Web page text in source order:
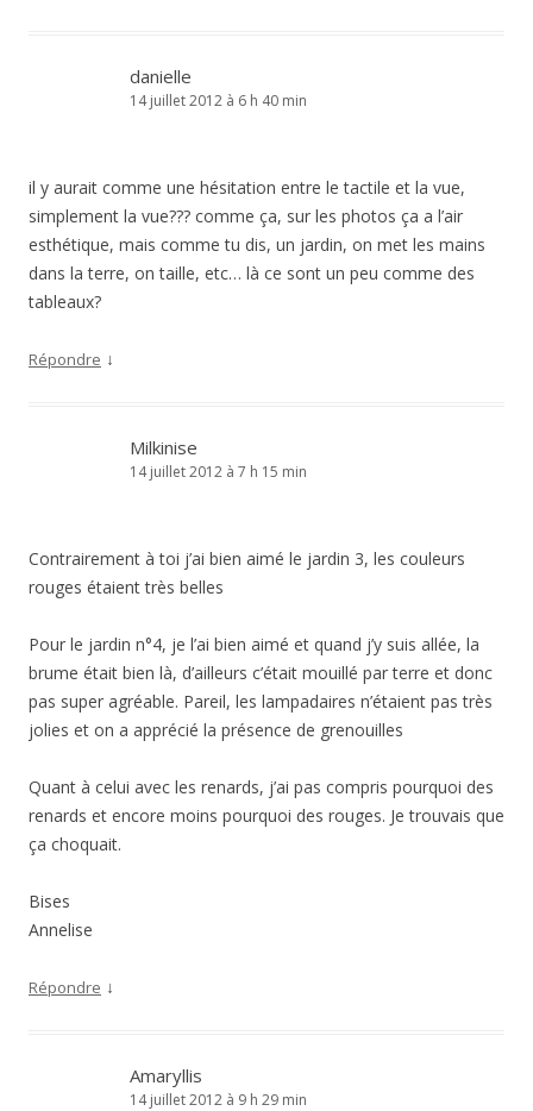
danielle
14 juillet 2012 à 6 h 40 min
il y aurait comme une hésitation entre le tactile et la vue,
simplement la vue??? comme ça, sur les photos ça a l’air
esthétique, mais comme tu dis, un jardin, on met les mains
dans la terre, on taille, etc… là ce sont un peu comme des
tableaux?
Répondre ↓
Milkinise
14 juillet 2012 à 7 h 15 min
Contrairement à toi j’ai bien aimé le jardin 3, les couleurs
rouges étaient très belles
Pour le jardin n°4, je l’ai bien aimé et quand j’y suis allée, la
brume était bien là, d’ailleurs c’était mouillé par terre et donc
pas super agréable. Pareil, les lampadaires n’étaient pas très
jolies et on a apprécié la présence de grenouilles
Quant à celui avec les renards, j’ai pas compris pourquoi des
renards et encore moins pourquoi des rouges. Je trouvais que
ça choquait.
Bises
Annelise
Répondre ↓
Amaryllis
14 juillet 2012 à 9 h 29 min